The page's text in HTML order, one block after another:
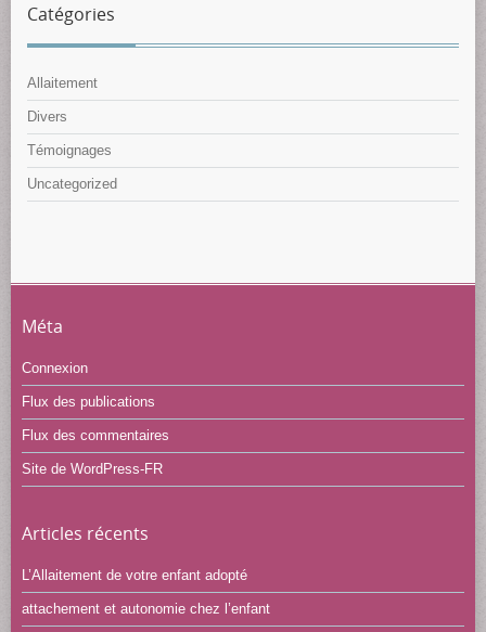
Catégories
Allaitement
Divers
Témoignages
Uncategorized
Méta
Connexion
Flux des publications
Flux des commentaires
Site de WordPress-FR
Articles récents
L’Allaitement de votre enfant adopté
attachement et autonomie chez l’enfant